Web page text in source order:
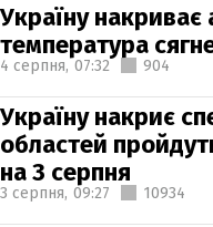
Україну
температура
4 серпня, 07:32 904
Україну накриє
областей
на 3 серпня
3 серпня, 09:27 10934